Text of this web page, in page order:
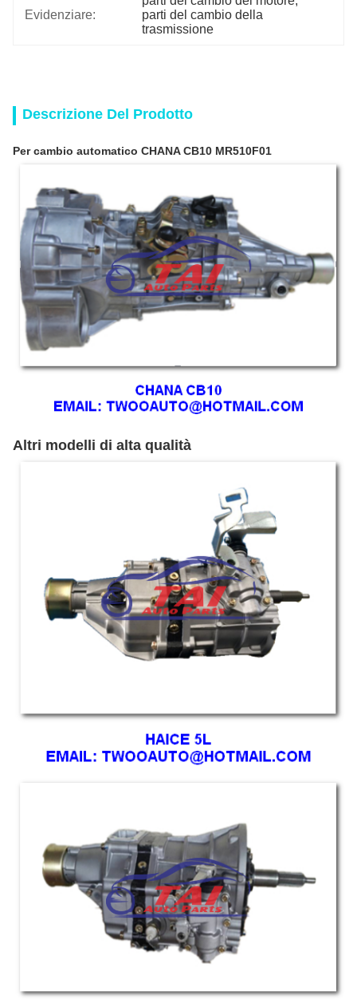
Evidenziare:
parti del cambio della
trasmissione
Descrizione Del Prodotto
Per cambio automatico CHANA CB10 MR510F01
Altri modelli di alta qualità